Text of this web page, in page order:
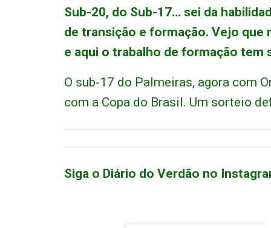
Sub-20, do Sub-17… sei da
de transição e formação. Vejo que
e aqui o trabalho de formação
O sub-17 do Palmeiras, agora com
com a Copa do Brasil. Um sorteio
Siga o Diário do Verdão no